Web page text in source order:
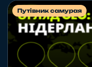
Путівник самурая